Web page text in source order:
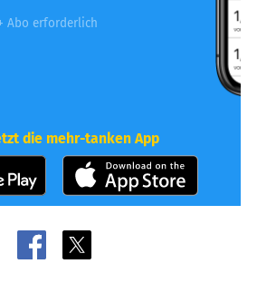
Abo erforderlich
die mehr-tanken App